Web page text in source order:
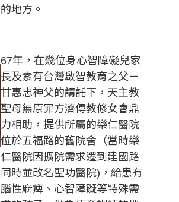
的地方。
67年，在幾位身心智障礙兒家
長及素有台灣啟智教育之父－
甘惠忠神父的請託下，天主教
聖母無原罪方濟傳教修女會鼎
力相助，提供所屬的樂仁醫院
位於五福路的舊院舍（當時樂
仁醫院因擴院需求遷到建國路
同時並改名聖功醫院)，給患有
腦性麻痺、心智障礙等特殊需